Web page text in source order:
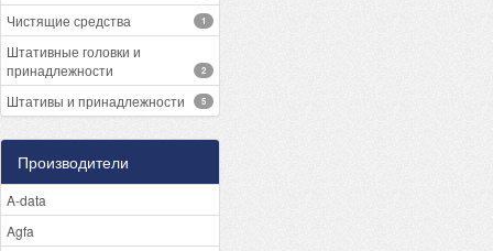
Чистящие средства 1
Штативные головки и
принадлежности
2
Штативы и принадлежности 5
Производители
A-data
Agfa